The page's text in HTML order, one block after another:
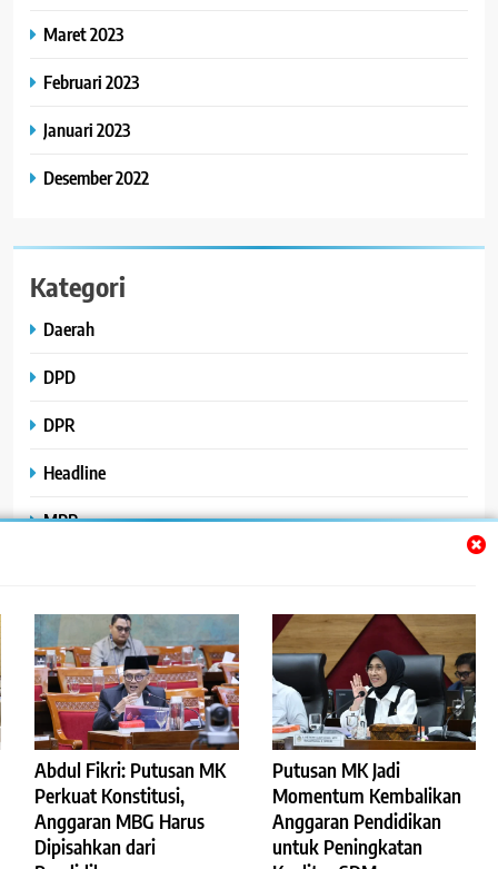
Abdul Fikri: Putusan MK
Perkuat Konstitusi,
Anggaran MBG Harus
Dipisahkan dari
Putusan MK Jadi
Momentum Kembalikan
Anggaran Pendidikan
untuk Peningkatan
Maret 2023
Februari 2023
Januari 2023
Desember 2022
Kategori
Daerah
DPD
DPR
Headline
MPR
Peristiwa
Polhukam
Uncategorized
ReportaseBisnis.